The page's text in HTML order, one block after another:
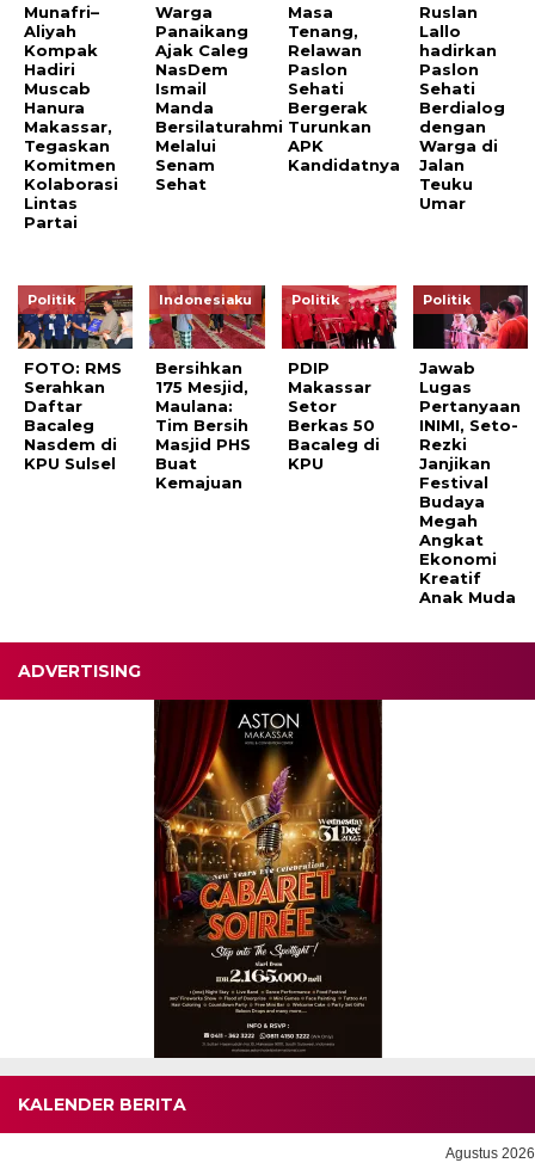
Munafri–
Aliyah
Kompak
Hadiri
Muscab
Hanura
Makassar,
Tegaskan
Komitmen
Kolaborasi
Lintas
Partai
Warga
Panaikang
Ajak Caleg
NasDem
Ismail
Manda
Bersilaturahmi
Melalui
Senam
Sehat
Masa
Tenang,
Relawan
Paslon
Sehati
Bergerak
Turunkan
APK
Kandidatnya
Ruslan
Lallo
hadirkan
Paslon
Sehati
Berdialog
dengan
Warga di
Jalan
Teuku
Umar
Politik
FOTO: RMS
Serahkan
Daftar
Bacaleg
Nasdem di
KPU Sulsel
Indonesiaku
Bersihkan
175 Mesjid,
Maulana:
Tim Bersih
Masjid PHS
Buat
Kemajuan
Politik
PDIP
Makassar
Setor
Berkas 50
Bacaleg di
KPU
Politik
Jawab
Lugas
Pertanyaan
INIMI, Seto-
Rezki
Janjikan
Festival
Budaya
Megah
Angkat
Ekonomi
Kreatif
Anak Muda
ADVERTISING
KALENDER BERITA
Agustus 2026